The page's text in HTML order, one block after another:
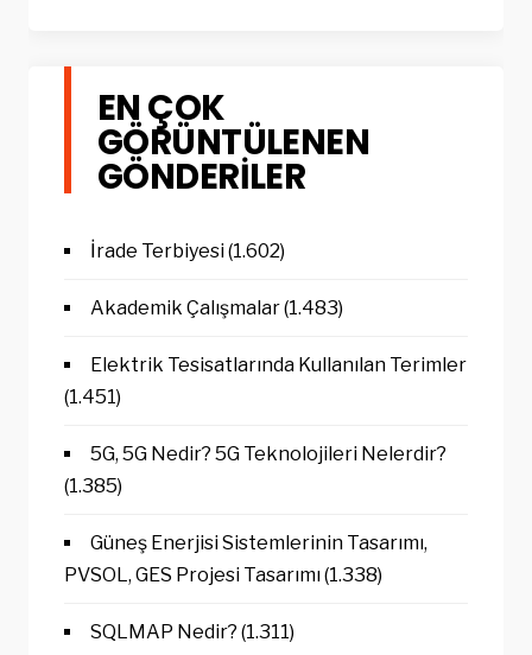
EN ÇOK
GÖRÜNTÜLENEN
GÖNDERILER
İrade Terbiyesi(1.602)
Akademik Çalışmalar(1.483)
Elektrik Tesisatlarında Kullanılan Terimler
(1.451)
5G, 5G Nedir? 5G Teknolojileri Nelerdir?
(1.385)
Güneş Enerjisi Sistemlerinin Tasarımı,
PVSOL, GES Projesi Tasarımı(1.338)
SQLMAP Nedir? (1.311)